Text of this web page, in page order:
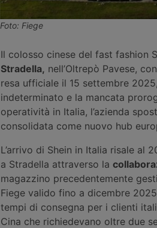
Foto: Fiege
Il colosso cinese del fast fashion
Stradella, nell’Oltrepò Pavese,
resa ufficiale il 15 settembre
indeterminato e la mancata
operatività in Italia, l’azienda
consolidata come nuovo hub
L’arrivo di Shein in Italia risale al
a Stradella attraverso la
magazzino precedentemente
Fiege valido fino a dicembre
tempi di consegna per i clienti
Cina che richiedevano oltre due